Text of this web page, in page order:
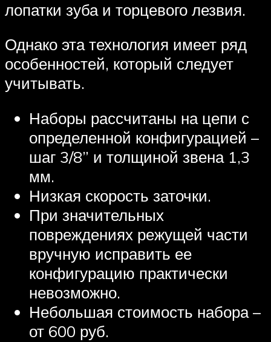
лопатки зуба и торцевого лезвия.
Однако эта технология имеет ряд
особенностей, который следует
учитывать.
Наборы рассчитаны на цепи с
определенной конфигурацией –
шаг 3/8” и толщиной звена 1,3
мм.
Низкая скорость заточки.
При значительных
повреждениях режущей части
вручную исправить ее
конфигурацию практически
невозможно.
Небольшая стоимость набора –
от 600 руб.